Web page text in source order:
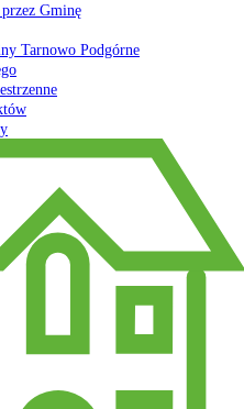
Gminę
Tarnowo Podgórne